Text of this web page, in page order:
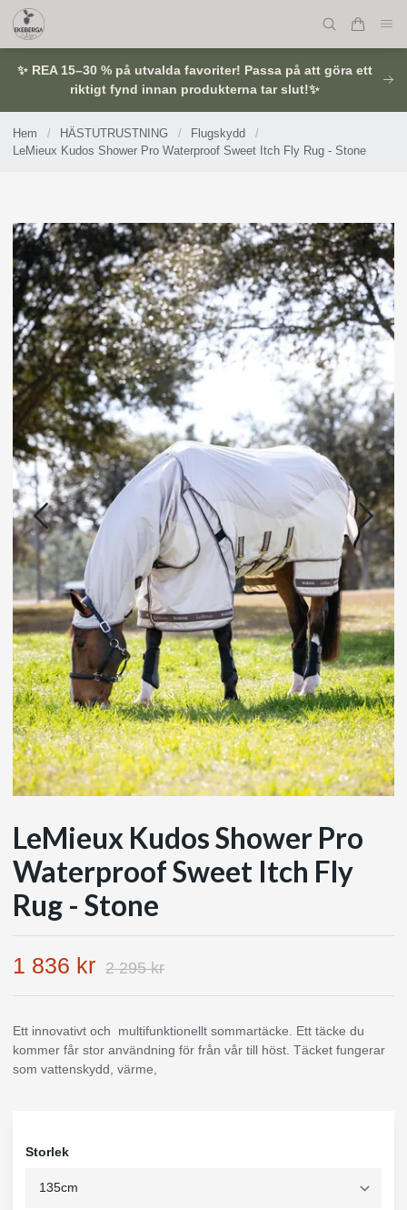
✨ REA 15–30 % på utvalda favoriter! Passa på att göra ett
riktigt fynd innan produkterna tar slut!✨
Hem / HÄSTUTRUSTNING / Flugskydd
/
LeMieux Kudos Shower Pro Waterproof Sweet Itch Fly Rug - Stone
LeMieux Kudos Shower Pro
Waterproof Sweet Itch Fly
Rug - Stone
1 836 kr 2 295 kr
Ett innovativt och multifunktionellt sommartäcke. Ett täcke du
kommer får stor användning för från vår till höst. Täcket fungerar
som vattenskydd, värme,
Storlek